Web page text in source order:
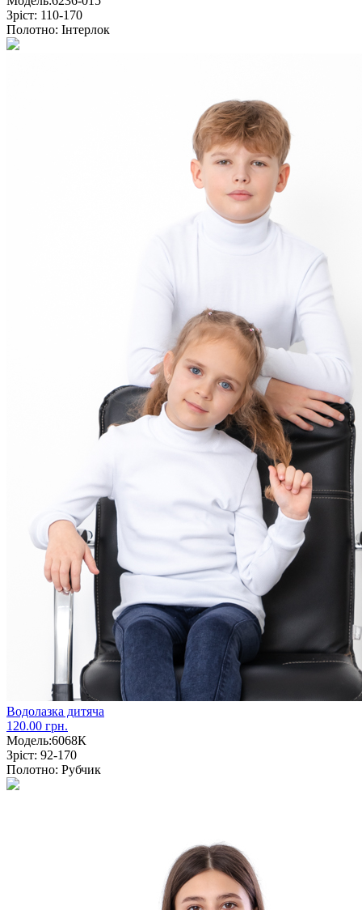
Зріст: 110-170
Полотно: Інтерлок
Водолазка дитяча
120.00 грн.
Модель:6068К
Зріст: 92-170
Полотно: Рубчик